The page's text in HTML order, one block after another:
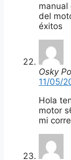
manual
del
éxitos
Osky
11/05/
Hola
motor
mi